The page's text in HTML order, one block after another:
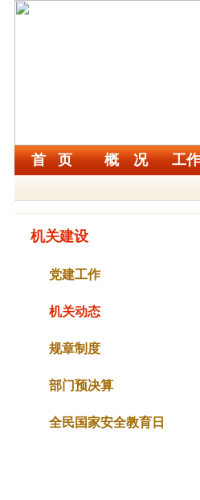
首 页 概 况 工
机关建设
党建工作
机关动态
规章制度
部门预决算
全民国家安全教育日